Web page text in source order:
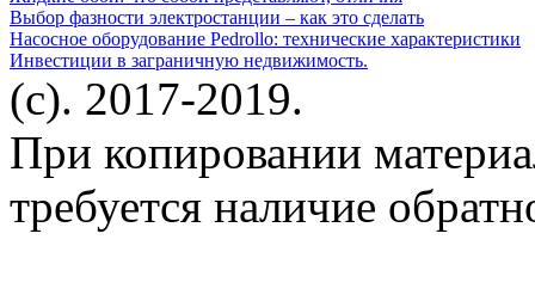
Выбор фазности электростанции – как это сделать
Насосное оборудование Pedrollo: технические характеристики
Инвестиции в заграничную недвижимость.
(c). 2017-2019.
При копировании
требуется наличие